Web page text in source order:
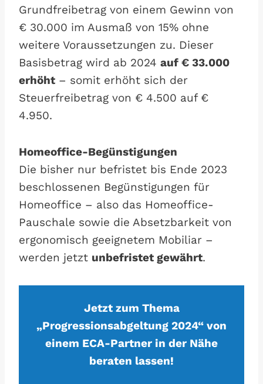
Grundfreibetrag von einem Gewinn von
€ 30.000 im Ausmaß von 15% ohne
weitere Voraussetzungen zu. Dieser
Basisbetrag wird ab 2024 auf € 33.000
erhöht – somit erhöht sich der
Steuerfreibetrag von € 4.500 auf €
4.950.
Homeoffice-Begünstigungen
Die bisher nur befristet bis Ende 2023
beschlossenen Begünstigungen für
Homeoffice – also das Homeoffice-
Pauschale sowie die Absetzbarkeit von
ergonomisch geeignetem Mobiliar –
werden jetzt unbefristet gewährt.
Jetzt zum Thema
„Progressionsabgeltung 2024“ von
einem ECA-Partner in der Nähe
beraten lassen!